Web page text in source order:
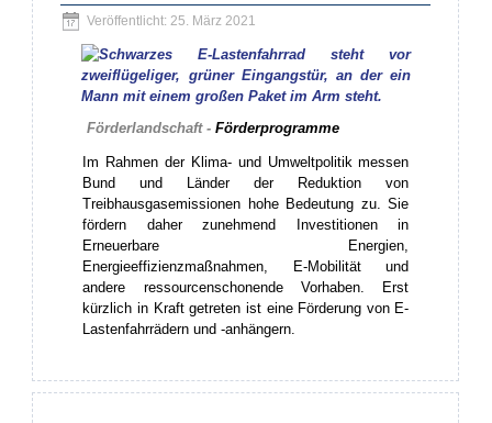
Veröffentlicht: 25. März 2021
Förderlandschaft - Förderprogramme
Im Rahmen der Klima- und Umweltpolitik messen
Bund und Länder der Reduktion von
Treibhausgasemissionen hohe Bedeutung zu. Sie
fördern daher zunehmend Investitionen in
Erneuerbare Energien,
Energieeffizienzmaßnahmen, E-Mobilität und
andere ressourcenschonende Vorhaben. Erst
kürzlich in Kraft getreten ist eine Förderung von E-
Lastenfahrrädern und -anhängern.